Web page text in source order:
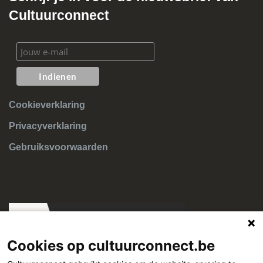
Cultuurconnect
Cookieverklaring
Privacyverklaring
Gebruiksvoorwaarden
Cookies op cultuurconnect.be